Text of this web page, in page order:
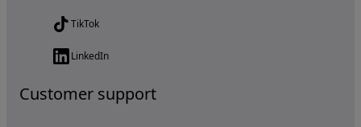
TikTok
LinkedIn
Customer support